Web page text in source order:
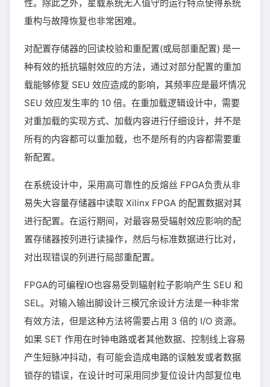
性。除此之外，星载系统无人值守的运行特点使得系统
重构与故障恢复也非常困难。
对配置存储器的回读校验和重配置(或局部重配置) 是一
种有效的抵抗辐射效应的方法，通过对部分配置的重加
载能够修复 SEU 效应造成的影响，其频率应是最坏情况
SEU 效应发生率的 10 倍。在重加载逻辑设计中，需要
对重加载的实现方式、加载内容进行仔细设计，并不是
所有的内容都可以重加载，也不是所有的内容都需要重
新配置。
在系统设计中，采用高可靠性的反熔丝 FPGA负责从非
易失大容量存储器中读取 Xilinx FPGA 的配置数据对其
进行配置。在运行期间，对最容易受辐射效应影响的配
置存储器按列进行读操作，然后与标准数据进行比对，
对出现错误的列进行局部重配置。
FPGA的可编程IO也容易受到辐射粒子影响产生 SEU 和
SEL。对输入输出脚设计三模冗余设计方法是一种非常
有效方法，但是这种方法将需要占用 3 倍的 I/O 资源。
如果 SET 作用在时钟电路或者其他数据、控制线上容易
产生短脉冲抖动，有可能会造成电路的误触发或者数据
锁存的错误，在设计时可采用同步复位设计内部复位电